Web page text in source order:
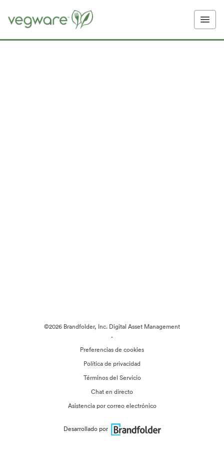
©2026 Brandfolder, Inc. Digital Asset Management
·
Preferencias de cookies
Política de privacidad
Términos del Servicio
Chat en directo
Asistencia por correo electrónico
Desarrollado por